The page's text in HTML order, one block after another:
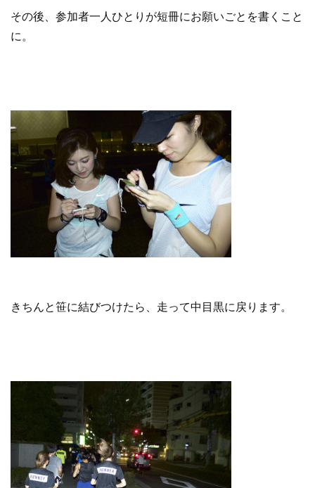
その後、参加者一人ひとりが短冊にお願いごとを書くこと
に。
きちんと笹に結びつけたら、走って中目黒に戻ります。